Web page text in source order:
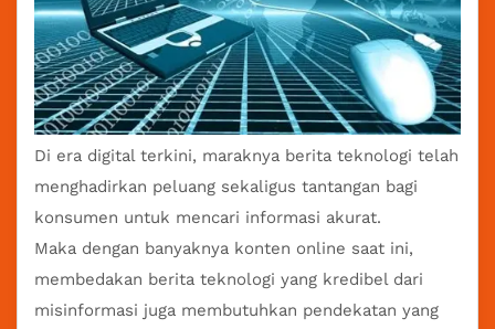
Di era digital terkini, maraknya berita teknologi telah
menghadirkan peluang sekaligus tantangan bagi
konsumen untuk mencari informasi akurat.
Maka dengan banyaknya konten online saat ini,
membedakan berita teknologi yang kredibel dari
misinformasi juga membutuhkan pendekatan yang